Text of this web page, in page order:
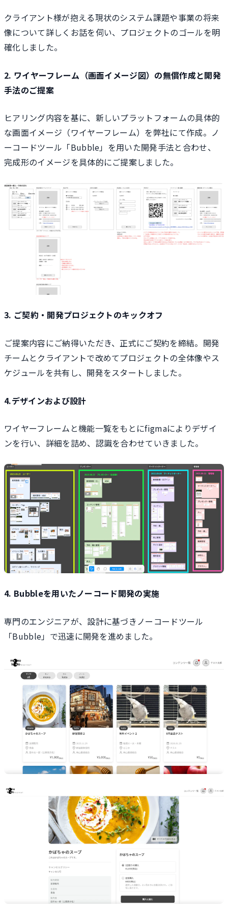
クライアント様が抱える現状のシステム課題や事業の将来
像について詳しくお話を伺い、プロジェクトのゴールを明
確化しました。
2. ワイヤーフレーム（画面イメージ図）の無償作成と開発
手法のご提案
ヒアリング内容を基に、新しいプラットフォームの具体的
な画面イメージ（ワイヤーフレーム）を弊社にて作成。ノ
ーコードツール「Bubble」を用いた開発手法と合わせ、
完成形のイメージを具体的にご提案しました。
3. ご契約・開発プロジェクトのキックオフ
ご提案内容にご納得いただき、正式にご契約を締結。開発
チームとクライアントで改めてプロジェクトの全体像やス
ケジュールを共有し、開発をスタートしました。
4.デザインおよび設計
ワイヤーフレームと機能一覧をもとにfigmaによりデザイ
ンを行い、詳細を詰め、認識を合わせていきました。
4. Bubbleを用いたノーコード開発の実施
専門のエンジニアが、設計に基づきノーコードツール
「Bubble」で迅速に開発を進めました。